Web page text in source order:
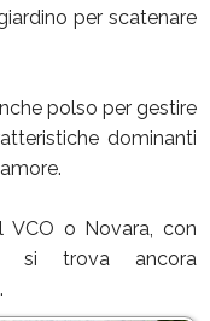
per scatenare
polso per gestire
dominanti
VCO o Novara, con
si trova ancora